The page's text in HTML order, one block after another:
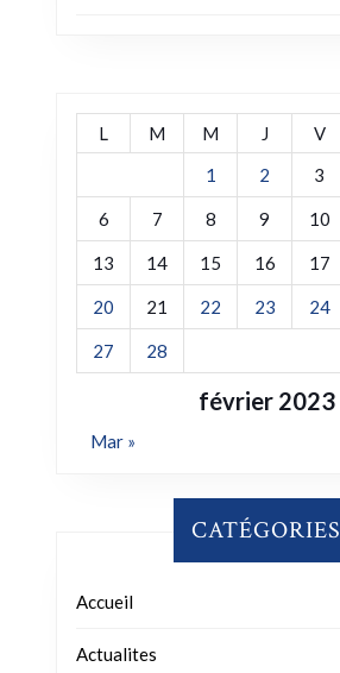
février 2023
L M M J V
1
2 3
6 7 8 9 10
13 14 15 16 17
20 21 22 23 24
27 28
Mar »
CATÉGORIES
Accueil
Actualites